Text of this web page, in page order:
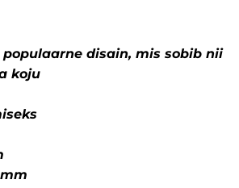
populaarne disain, mis sobib nii
koju